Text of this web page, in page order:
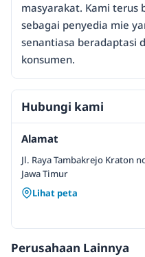
masyarakat. Kami terus
sebagai penyedia mie
senantiasa beradaptasi
konsumen.
Hubungi kami
Alamat
Jl. Raya Tambakrejo Kraton
Jawa Timur
Lihat peta
Perusahaan Lainnya